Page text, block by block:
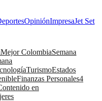
OpiniónImpresaJet Set
Mejor ColombiaSemana
TurismoEstados
Finanzas Personales4
en